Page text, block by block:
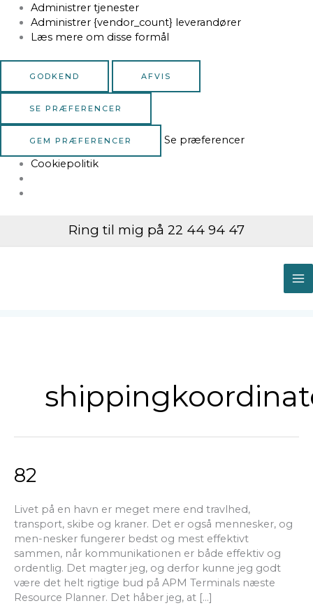
Administrer tjenester
Administrer {vendor_count} leverandører
Læs mere om disse formål
GODKEND AFVIS
SE PRÆFERENCER
GEM PRÆFERENCER
Se præferencer
Cookiepolitik
Ring til mig på 22 44 94 47
82
Livet på en havn er meget mere end travlhed,
transport, skibe og kraner. Det er også mennesker, og
men-nesker fungerer bedst og mest effektivt
sammen, når kommunikationen er både effektiv og
ordentlig. Det magter jeg, og derfor kunne jeg godt
være det helt rigtige bud på APM Terminals næste
Resource Planner. Det håber jeg, at […]
82